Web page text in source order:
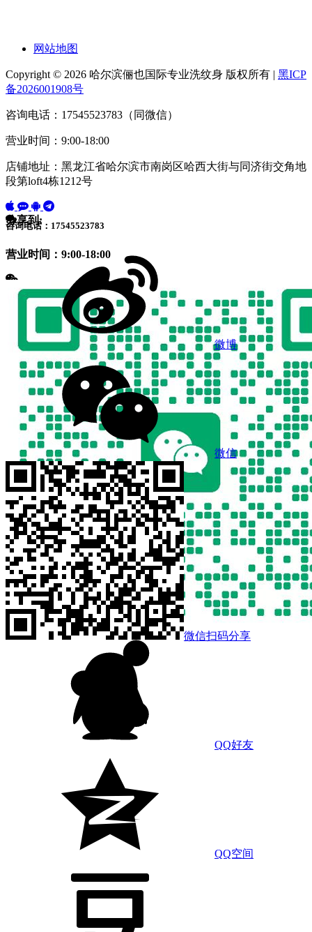
网站地图
Copyright © 2026 哈尔滨俪也国际专业洗纹身 版权所有 | 黑ICP
备2026001908号
咨询电话：17545523783（同微信）
营业时间：9:00-18:00
店铺地址：黑龙江省哈尔滨市南岗区哈西大街与同济街交角地
段第loft4栋1212号
咨询电话：17545523783
营业时间：9:00-18:00
分享到:
微博
微信
微信扫码分享
QQ好友
QQ空间